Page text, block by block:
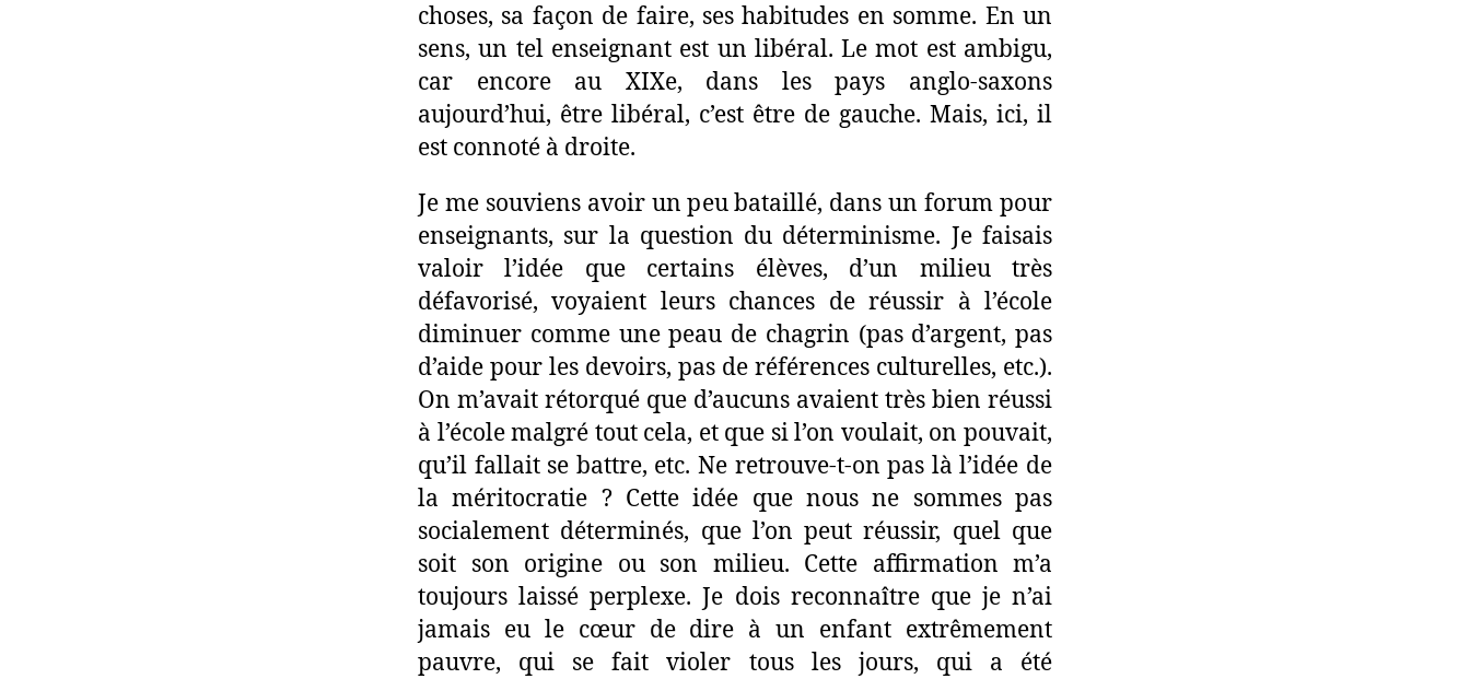
choses, sa façon de faire, ses habitudes en somme. En un
sens, un tel enseignant est un libéral. Le mot est ambigu,
car encore au XIXe, dans les pays anglo-saxons
aujourd’hui, être libéral, c’est être de gauche. Mais, ici, il
est connoté à droite.
Je me souviens avoir un peu bataillé, dans un forum pour
enseignants, sur la question du déterminisme. Je faisais
valoir l’idée que certains élèves, d’un milieu très
défavorisé, voyaient leurs chances de réussir à l’école
diminuer comme une peau de chagrin (pas d’argent, pas
d’aide pour les devoirs, pas de références culturelles, etc.).
On m’avait rétorqué que d’aucuns avaient très bien réussi
à l’école malgré tout cela, et que si l’on voulait, on pouvait,
qu’il fallait se battre, etc. Ne retrouve-t-on pas là l’idée de
la méritocratie ? Cette idée que nous ne sommes pas
socialement déterminés, que l’on peut réussir, quel que
soit son origine ou son milieu. Cette affirmation m’a
toujours laissé perplexe. Je dois reconnaître que je n’ai
jamais eu le cœur de dire à un enfant extrêmement
pauvre, qui se fait violer tous les jours, qui a été